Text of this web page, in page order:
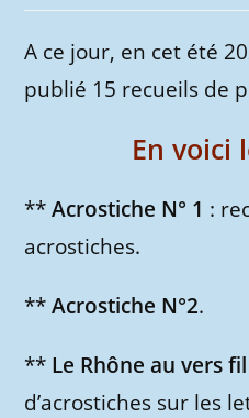
la
publication :
A ce jour, en cet été
publié 15 recueils de
En voici
**Acrostiche N° 1 :
acrostiches.
**Acrostiche N°2.
** Le Rhône au vers fil
d’acrostiches sur les